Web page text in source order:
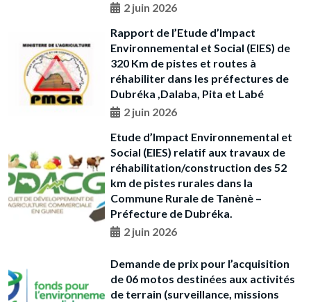
2 juin 2026
Rapport de l’Etude d’Impact
Environnemental et Social (EIES) de
320 Km de pistes et routes à
réhabiliter dans les préfectures de
Dubréka ,Dalaba, Pita et Labé
2 juin 2026
Etude d’Impact Environnemental et
Social (EIES) relatif aux travaux de
réhabilitation/construction des 52
km de pistes rurales dans la
Commune Rurale de Tanènè –
Préfecture de Dubréka.
2 juin 2026
Demande de prix pour l’acquisition
de 06 motos destinées aux activités
de terrain (surveillance, missions